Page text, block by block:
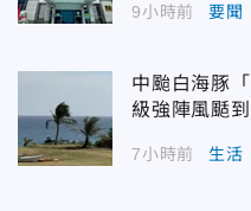
9小時前 要聞
中颱白海豚
級強陣風颳
7小時前 生活